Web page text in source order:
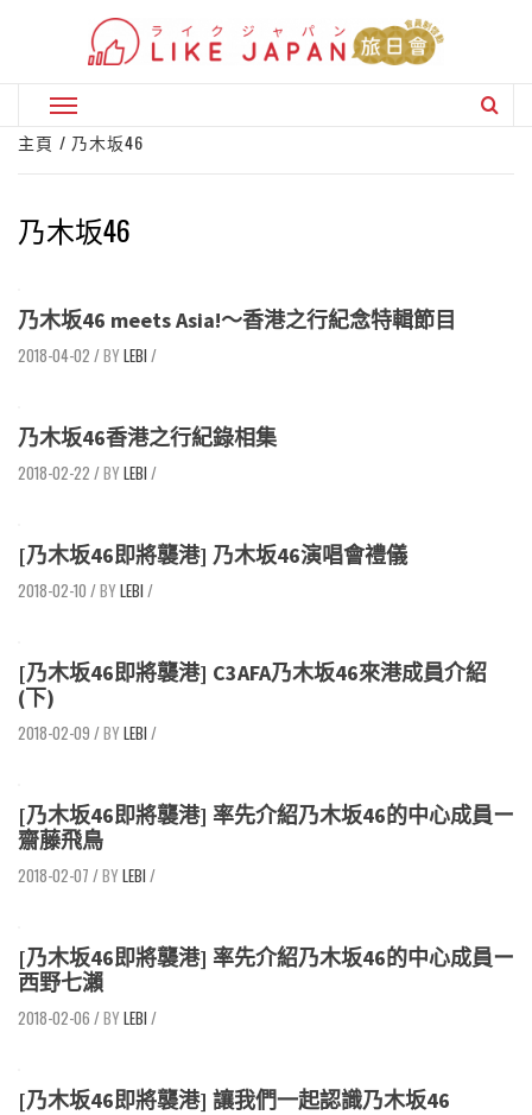
Primary
Menu
主頁 乃木坂46
乃木坂46
乃木坂46 meets Asia!～香港之行紀念特輯節目
2018-04-02 / LEBI /
乃木坂46香港之行紀錄相集
2018-02-22 / LEBI /
[乃木坂46即將襲港] 乃木坂46演唱會禮儀
2018-02-10 / LEBI /
[乃木坂46即將襲港] C3AFA乃木坂46來港成員介紹
(下)
2018-02-09 / LEBI /
[乃木坂46即將襲港] 率先介紹乃木坂46的中心成員ー
齋藤飛鳥
2018-02-07 / LEBI /
[乃木坂46即將襲港] 率先介紹乃木坂46的中心成員ー
西野七瀨
2018-02-06 / LEBI /
[乃木坂46即將襲港] 讓我們一起認識乃木坂46